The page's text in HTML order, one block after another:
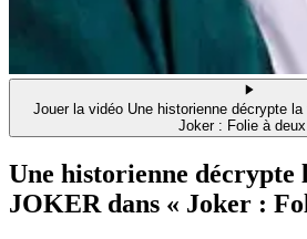
Jouer la vidéo Une historienne décrypte
Joker : Folie à
Une historienne décrypte
JOKER dans « Joker :